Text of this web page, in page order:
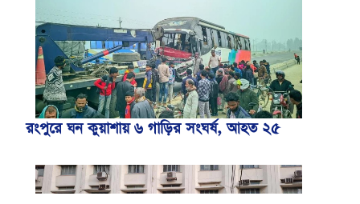
রংপুরে ঘন কুয়াশায় ৬ গাড়ির সংঘর্ষ, আহত ২৫